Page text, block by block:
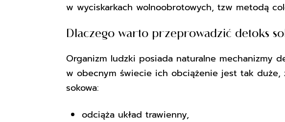
w wyciskarkach wolnoobrotowych, tzw metodą
Dlaczego warto przeprowadzić detoks
Organizm ludzki posiada naturalne mechanizmy
w obecnym świecie ich obciążenie jest tak
sokowa:
odciąża układ trawienny,